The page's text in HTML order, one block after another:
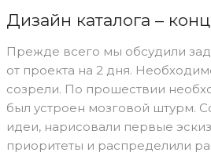
Дизайн каталога –
Прежде всего мы обсудили
от проекта на 2 дня.
созрели. По прошествии
был устроен мозговой штурм.
идеи, нарисовали первые
приоритеты и распределили